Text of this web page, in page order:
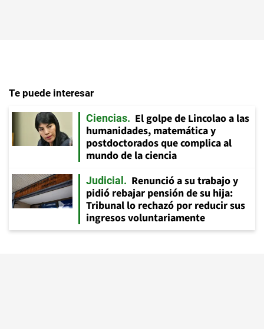
Te puede interesar
Ciencias
El golpe de Lincolao a las
humanidades, matemática y
postdoctorados que complica al
mundo de la ciencia
Judicial
Renunció a su trabajo y
pidió rebajar pensión de su hija:
Tribunal lo rechazó por reducir sus
ingresos voluntariamente